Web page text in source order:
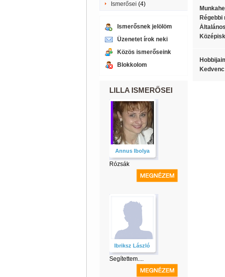
Ismerősei (4)
Ismerősnek jelölöm
Üzenetet írok neki
Közös ismerőseink
Blokkolom
LILLA ISMERŐSEI
Annus Ibolya
Rózsák
Ibriksz László
Segítettem....
Régebbi